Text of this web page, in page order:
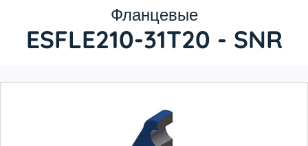
Фланцевые
ESFLE210-31T20 - SNR